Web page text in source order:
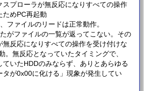
スプローラが無反応になりすべての操作
ためPC再起動
ファイルのリードは正常動作。
がファイルの一覧が返ってこない。その
無反応になりすべての操作を受け付けな
。無反応となっていたタイミングで、
ていたHDDのみならず、ありとあらゆる
タが0x00に化ける」現象が発生してい